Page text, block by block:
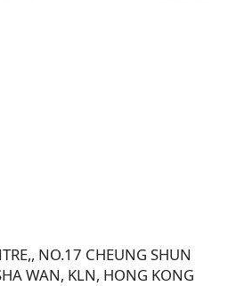
NO.17 CHEUNG SHUN
WAN, KLN, HONG KONG